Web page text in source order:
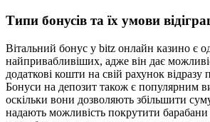
Типи бонусів та їх умови
Вітальний бонус у bitz онлайн казино є
найпривабливіших, адже він дає
додаткові кошти на свій рахунок відразу
Бонуси на депозит також є популярним
оскільки вони дозволяють збільшити
надають можливість покрутити барабани